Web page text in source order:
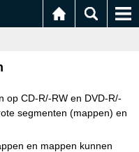
op CD-R/-RW en DVD-R/-
segmenten (mappen) en
en mappen kunnen